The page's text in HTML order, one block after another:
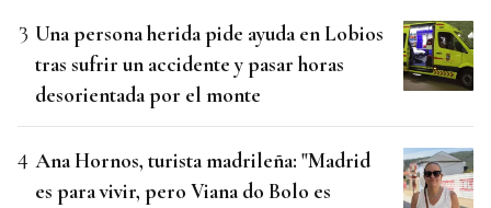
Una persona herida pide ayuda en Lobios
tras sufrir un accidente y pasar horas
desorientada por el monte
Ana Hornos, turista madrileña: "Madrid
es para vivir, pero Viana do Bolo es